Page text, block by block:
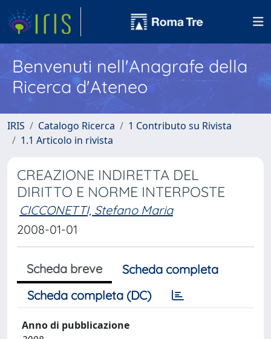
Benvenuti nell'Anagrafe della
Ricerca d'Ateneo
IRIS Catalogo Ricerca
1 Contributo su Rivista
1.1 Articolo in rivista
CREAZIONE INDIRETTA DEL
DIRITTO E NORME INTERPOSTE
CICCONETTI, Stefano Maria
2008-01-01
Scheda breve
Scheda completa
Scheda completa (DC)
Anno di pubblicazione